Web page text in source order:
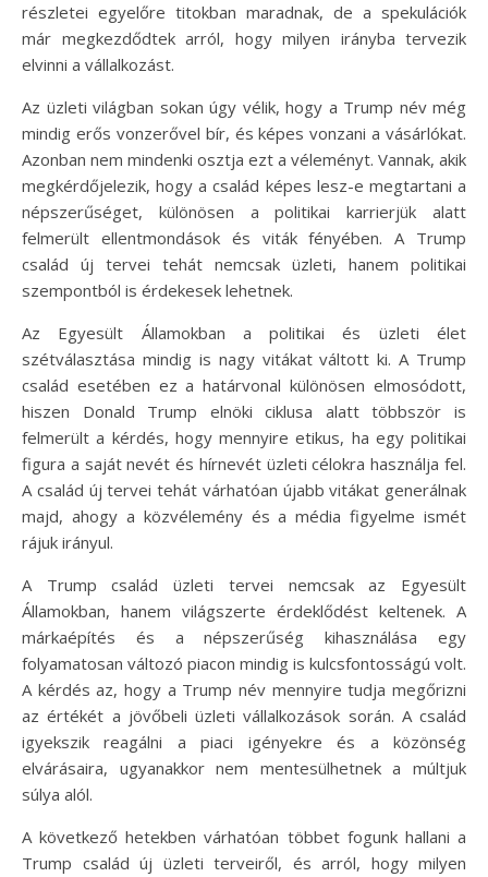
részletei egyelőre titokban maradnak, de a spekulációk
már megkezdődtek arról, hogy milyen irányba tervezik
elvinni a vállalkozást.
Az üzleti világban sokan úgy vélik, hogy a Trump név még
mindig erős vonzerővel bír, és képes vonzani a vásárlókat.
Azonban nem mindenki osztja ezt a véleményt. Vannak, akik
megkérdőjelezik, hogy a család képes lesz-e megtartani a
népszerűséget, különösen a politikai karrierjük alatt
felmerült ellentmondások és viták fényében. A Trump
család új tervei tehát nemcsak üzleti, hanem politikai
szempontból is érdekesek lehetnek.
Az Egyesült Államokban a politikai és üzleti élet
szétválasztása mindig is nagy vitákat váltott ki. A Trump
család esetében ez a határvonal különösen elmosódott,
hiszen Donald Trump elnöki ciklusa alatt többször is
felmerült a kérdés, hogy mennyire etikus, ha egy politikai
figura a saját nevét és hírnevét üzleti célokra használja fel.
A család új tervei tehát várhatóan újabb vitákat generálnak
majd, ahogy a közvélemény és a média figyelme ismét
rájuk irányul.
A Trump család üzleti tervei nemcsak az Egyesült
Államokban, hanem világszerte érdeklődést keltenek. A
márkaépítés és a népszerűség kihasználása egy
folyamatosan változó piacon mindig is kulcsfontosságú volt.
A kérdés az, hogy a Trump név mennyire tudja megőrizni
az értékét a jövőbeli üzleti vállalkozások során. A család
igyekszik reagálni a piaci igényekre és a közönség
elvárásaira, ugyanakkor nem mentesülhetnek a múltjuk
súlya alól.
A következő hetekben várhatóan többet fogunk hallani a
Trump család új üzleti terveiről, és arról, hogy milyen